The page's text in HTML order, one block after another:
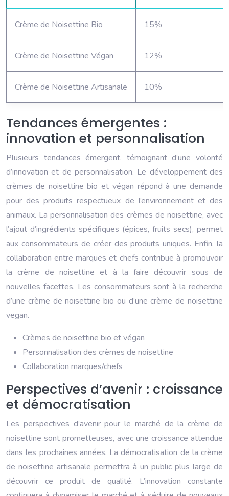
Crème de Noisettine Bio 15%
Crème de Noisettine Végan 12%
Crème de Noisettine Artisanale 10%
Tendances émergentes :
innovation et personnalisation
Plusieurs tendances émergent, témoignant d’une volonté
d’innovation et de personnalisation. Le développement des
crèmes de noisettine bio et végan répond à une demande
pour des produits respectueux de l’environnement et des
animaux. La personnalisation des crèmes de noisettine, avec
l’ajout d’ingrédients spécifiques (épices, fruits secs), permet
aux consommateurs de créer des produits uniques. Enfin, la
collaboration entre marques et chefs contribue à promouvoir
la crème de noisettine et à la faire découvrir sous de
nouvelles facettes. Les consommateurs sont à la recherche
d’une crème de noisettine bio ou d’une crème de noisettine
vegan.
Crèmes de noisettine bio et végan
Personnalisation des crèmes de noisettine
Collaboration marques/chefs
Perspectives d’avenir : croissance
et démocratisation
Les perspectives d’avenir pour le marché de la crème de
noisettine sont prometteuses, avec une croissance attendue
dans les prochaines années. La démocratisation de la crème
de noisettine artisanale permettra à un public plus large de
découvrir ce produit de qualité. L’innovation constante